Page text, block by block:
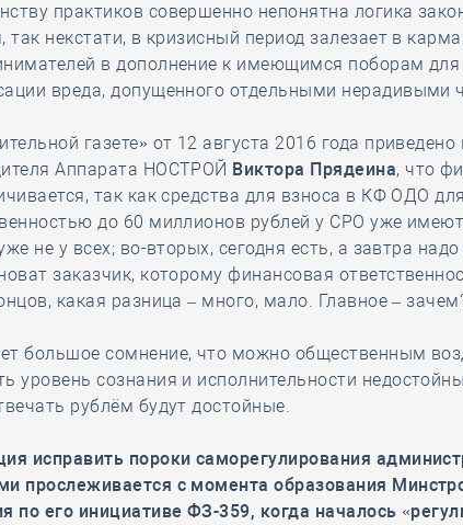
практиков совершенно непонятна логика
так некстати, в кризисный период залезает в
в дополнение к имеющимся поборам для
вреда, допущенного отдельными нерадивыми
газете» от 12 августа 2016 года
Аппарата НОСТРОЙ Виктора Прядеина, что
так как средства для взноса в КФ ОДО
до 60 миллионов рублей у СРО уже
не у всех; во-вторых, сегодня есть, а завтра
заказчик, которому финансовая
какая разница – много, мало. Главное –
большое сомнение, что можно общественным
уровень сознания и исполнительности
рублём будут достойные.
исправить пороки саморегулирования
прослеживается с момента образования
по его инициативе ФЗ-359, когда началось